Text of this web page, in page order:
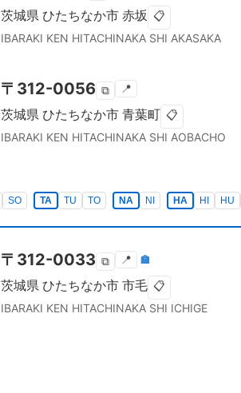
茨城県 ひたちなか市 赤坂 📋
IBARAKI KEN HITACHINAKA SHI AKASAKA
〒 312-0056 ⧉ 📍
茨城県 ひたちなか市 青葉町 📋
IBARAKI KEN HITACHINAKA SHI AOBACHO
SO TA TU TO NA NI HA HI HU
〒 312-0033 ⧉ 📍 🏣
茨城県 ひたちなか市 市毛 📋
IBARAKI KEN HITACHINAKA SHI ICHIGE